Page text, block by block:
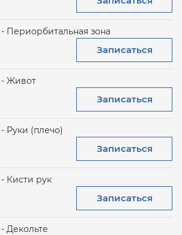
Периорбитальная зона
Записаться
- Живот
Записаться
Руки (плечо)
Записаться
Кисти рук
Записаться
Декольте